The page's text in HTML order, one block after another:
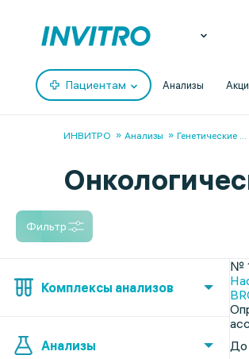
Пациентам Анализы
ИНВИТРО Анализы Генетические ...
Фильтр
Комплексы анализов
Анализы
№
До